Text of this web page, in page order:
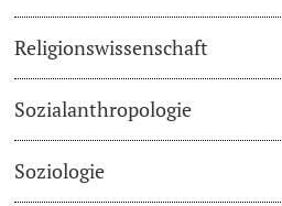
Religionswissenschaft
Sozialanthropologie
Soziologie